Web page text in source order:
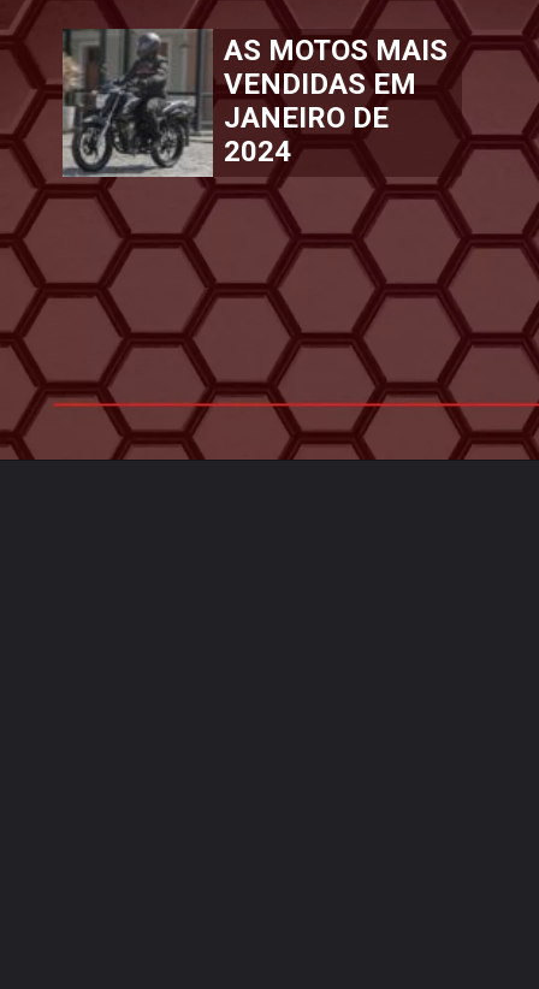
AS MOTOS MAIS
VENDIDAS EM
JANEIRO DE
2024